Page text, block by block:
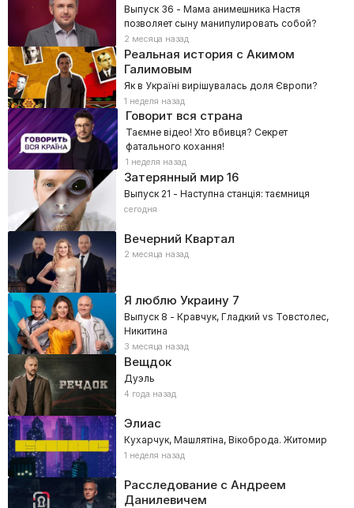
Выпуск 36 - Мама анимешника Настя
позволяет сыну манипулировать собой?
2 месяца назад
Реальная история с Акимом
Галимовым
Як в Україні вирішувалась доля Європи?
1 неделя назад
Говорит вся страна
Таємне відео! Хто вбивця? Секрет
фатального кохання!
1 неделя назад
Затерянный мир 16
Выпуск 21 - Наступна станція: таємниця
сегодня
Вечерний Квартал
2 месяца назад
Я люблю Украину7
Выпуск 8 - Кравчук, Гладкий vs Товстолес,
Никитина
3 месяца назад
Вещдок
Дуэль
4 года назад
Элиас
Кухарчук, Машлятіна, Вікоброда. Житомир
1 неделя назад
Расследование с Андреем
Данилевичем